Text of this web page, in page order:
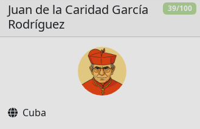
39/100
Juan de la Caridad García
Rodríguez
Cuba